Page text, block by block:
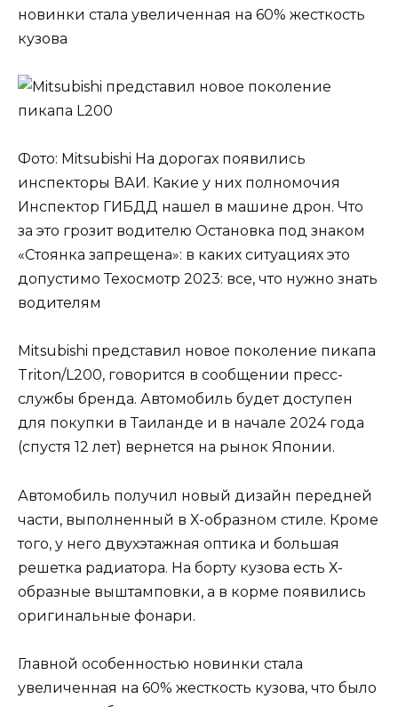
новинки стала увеличенная на 60% жесткость
кузова
Фото: Mitsubishi На дорогах появились
инспекторы ВАИ. Какие у них полномочия
Инспектор ГИБДД нашел в машине дрон. Что
за это грозит водителю Остановка под знаком
«Стоянка запрещена»: в каких ситуациях это
допустимо Техосмотр 2023: все, что нужно знать
водителям
Mitsubishi представил новое поколение пикапа
Triton/L200, говорится в сообщении пресс-
службы бренда. Автомобиль будет доступен
для покупки в Таиланде и в начале 2024 года
(спустя 12 лет) вернется на рынок Японии.
Автомобиль получил новый дизайн передней
части, выполненный в Х-образном стиле. Кроме
того, у него двухэтажная оптика и большая
решетка радиатора. На борту кузова есть Х-
образные выштамповки, а в корме появились
оригинальные фонари.
Главной особенностью новинки стала
увеличенная на 60% жесткость кузова, что было